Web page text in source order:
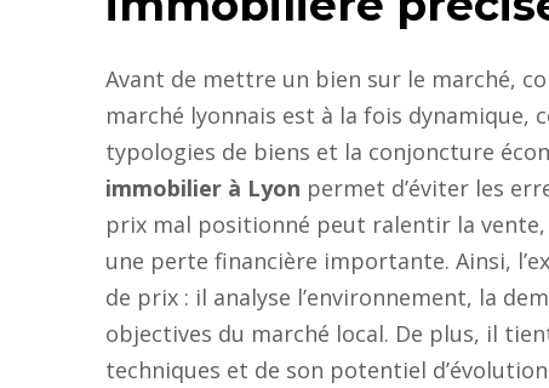
Avant de mettre un bien sur le marché,
marché lyonnais est à la fois
typologies de biens et la conjoncture
immobilier à Lyon permet d’éviter les
prix mal positionné peut ralentir la vente,
une perte financière importante. Ainsi,
de prix : il analyse l’environnement, la
objectives du marché local. De plus, il
techniques et de son potentiel